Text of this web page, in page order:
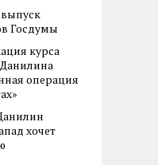
Госдумы
курса
операция
хочет